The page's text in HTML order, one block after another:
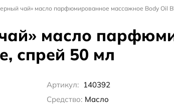
чай» масло парфюмированное массажное Body Oil
масло
спрей 50 мл
Артикул: 140392
Средство: Масло